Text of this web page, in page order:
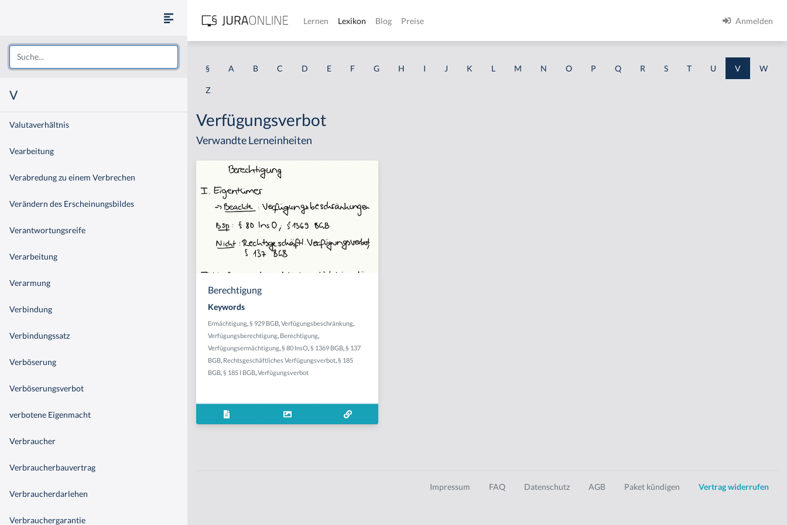
V
Valutaverhältnis
Vearbeitung
Verabredung zu einem Verbrechen
Verändern des Erscheinungsbildes
Verantwortungsreife
Verarbeitung
Verarmung
Verbindung
Verbindungssatz
Verböserung
Verböserungsverbot
verbotene Eigenmacht
Verbraucher
Verbraucherbauvertrag
Verbraucherdarlehen
Verbrauchergarantie
Lernen Lexikon Blog Preise Anmelden
§ A B C D E F G H I J K L M N O P Q R S T U V W
Z
Verfügungsverbot
Verwandte Lerneinheiten
Berechtigung
Keywords
Ermächtigung,§ 929 BGB,Verfügungsbeschränkung,
Verfügungsberechtigung, Berechtigung,
Verfügungsermächtigung,§ 80 InsO,§ 1369 BGB,§ 137
BGB, Rechtsgeschäftliches Verfügungsverbot,§ 185
BGB,§ 185 I BGB,Verfügungsverbot
Impressum FAQ Datenschutz AGB Paket kündigen Vertrag widerrufen